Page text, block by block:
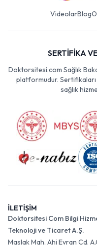
VideolarBlog
SERTİFİKA
Doktorsitesi.com Sağlık
platformudur. Sertifikaları
sağlık
İLETİŞİM
Doktorsitesi Com Bilgi
Teknoloji ve Ticaret A.Ş.
Maslak Mah. Ahi Evran Cd.